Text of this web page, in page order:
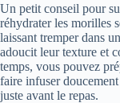
Un petit conseil pour
réhydrater les morilles
laissant tremper dans
adoucit leur texture et
temps, vous pouvez
faire infuser
juste avant le repas.